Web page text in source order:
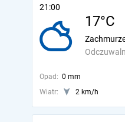
21:00
17°C
Opad: 0 mm
Wiatr:
2 km/h